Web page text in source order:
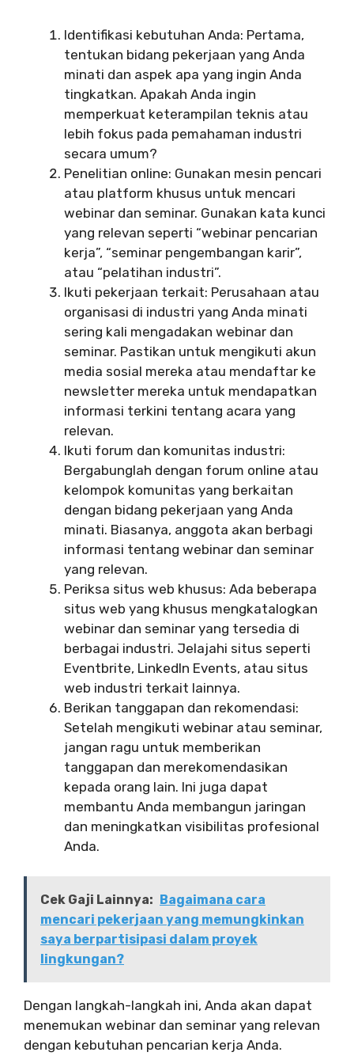
Identifikasi kebutuhan Anda: Pertama,
tentukan bidang pekerjaan yang Anda
minati dan aspek apa yang ingin Anda
tingkatkan. Apakah Anda ingin
memperkuat keterampilan teknis atau
lebih fokus pada pemahaman industri
secara umum?
Penelitian online: Gunakan mesin pencari
atau platform khusus untuk mencari
webinar dan seminar. Gunakan kata kunci
yang relevan seperti “webinar pencarian
kerja”, “seminar pengembangan karir”,
atau “pelatihan industri”.
Ikuti pekerjaan terkait: Perusahaan atau
organisasi di industri yang Anda minati
sering kali mengadakan webinar dan
seminar. Pastikan untuk mengikuti akun
media sosial mereka atau mendaftar ke
newsletter mereka untuk mendapatkan
informasi terkini tentang acara yang
relevan.
Ikuti forum dan komunitas industri:
Bergabunglah dengan forum online atau
kelompok komunitas yang berkaitan
dengan bidang pekerjaan yang Anda
minati. Biasanya, anggota akan berbagi
informasi tentang webinar dan seminar
yang relevan.
Periksa situs web khusus: Ada beberapa
situs web yang khusus mengkatalogkan
webinar dan seminar yang tersedia di
berbagai industri. Jelajahi situs seperti
Eventbrite, LinkedIn Events, atau situs
web industri terkait lainnya.
Berikan tanggapan dan rekomendasi:
Setelah mengikuti webinar atau seminar,
jangan ragu untuk memberikan
tanggapan dan merekomendasikan
kepada orang lain. Ini juga dapat
membantu Anda membangun jaringan
dan meningkatkan visibilitas profesional
Anda.
Cek Gaji Lainnya: Bagaimana cara
mencari pekerjaan yang memungkinkan
saya berpartisipasi dalam proyek
lingkungan?
Dengan langkah-langkah ini, Anda akan dapat
menemukan webinar dan seminar yang relevan
dengan kebutuhan pencarian kerja Anda.